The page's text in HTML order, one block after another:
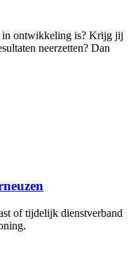
in ontwikkeling is? Krijg jij
neerzetten? Dan
of tijdelijk dienstverband